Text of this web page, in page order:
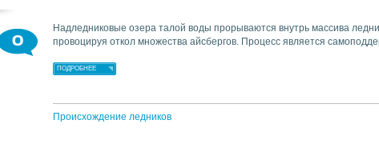
0
Надледниковые озера талой воды прорываются внутрь массива
провоцируя откол множества айсбергов. Процесс является
ПОДРОБНЕЕ
Происхождение ледников